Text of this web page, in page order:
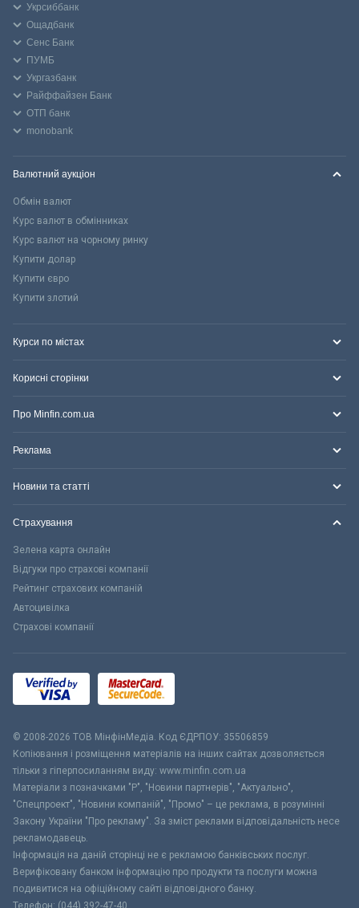
Укрсиббанк
Ощадбанк
Сенс Банк
ПУМБ
Укргазбанк
Райффайзен Банк
ОТП банк
monobank
Валютний аукціон
Обмін валют
Курс валют в обмінниках
Курс валют на чорному ринку
Купити долар
Купити євро
Купити злотий
Курси по містах
Корисні сторінки
Про Minfin.com.ua
Реклама
Новини та статті
Страхування
Зелена карта онлайн
Відгуки про страхові компанії
Рейтинг страхових компаній
Автоцивілка
Страхові компанії
© 2008-2026 ТОВ МiнфiнМедiа. Код ЄДРПОУ: 35506859
Копіювання і розміщення матеріалів на інших сайтах дозволяється
тільки з гіперпосиланням виду: www.minfin.com.ua
Матеріали з позначками "Р", "Новини партнерів", "Актуально",
"Спецпроект", "Новини компаній", "Промо" – це реклама, в розумінні
Закону України "Про рекламу". За зміст реклами відповідальність несе
рекламодавець.
Інформація на даній сторінці не є рекламою банківських послуг.
Верифіковану банком інформацію про продукти та послуги можна
подивитися на офіційному сайті відповідного банку.
Телефон: (044) 392-47-40